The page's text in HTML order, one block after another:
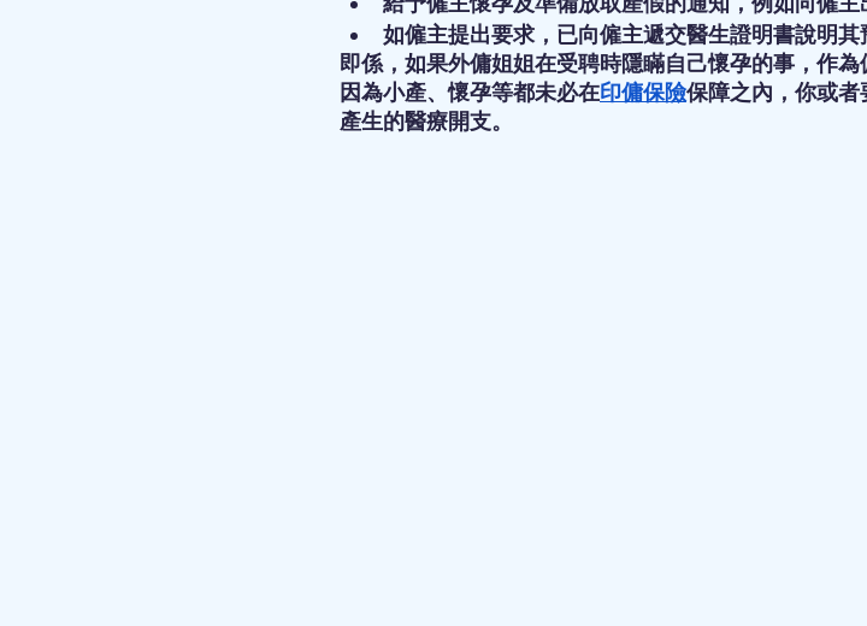
如僱主提出要求，已向僱主遞交醫生證明書說明其
即係，如果外傭姐姐在受聘時隱瞞自己懷孕的事，作
因為小產、懷孕等都未必在印傭保險保障之內，你或
產生的醫療開支。